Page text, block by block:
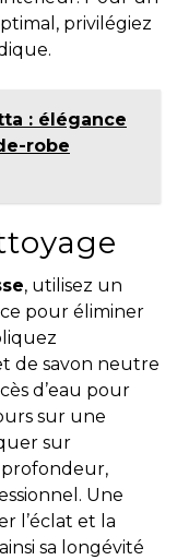
privilégiez
: élégance
robe
, utilisez un
pour éliminer
de savon neutre
d’eau pour
sur une
sur
profondeur,
Une
l’éclat et la
sa longévité